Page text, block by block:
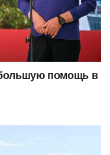
помощь в